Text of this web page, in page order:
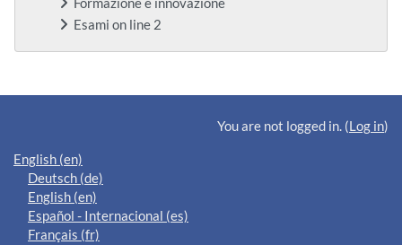
Formazione e innovazione
Esami on line 2
Supplementary blocks
You are not logged in. (Log in)
English ‎(en)‎
Deutsch ‎(de)‎
English ‎(en)‎
Español - Internacional ‎(es)‎
Français ‎(fr)‎